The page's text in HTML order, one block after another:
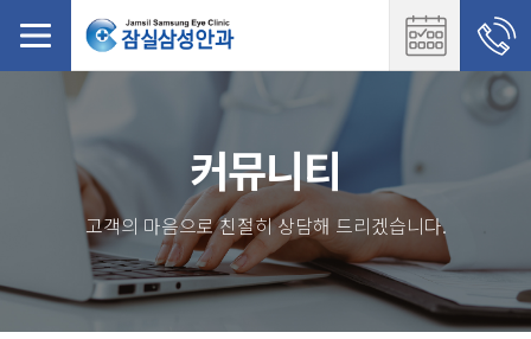
커뮤니티
고객의 마음으로 친절히 상담해 드리겠습니다.